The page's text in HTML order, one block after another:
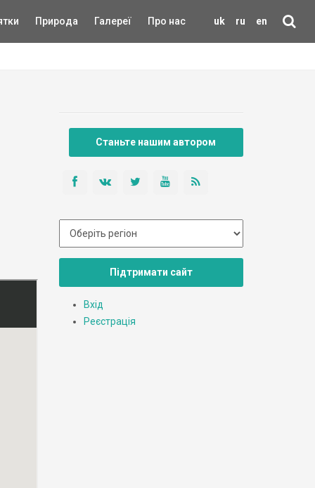
uk ru en
Природа Галереї Про нас
Станьте нашим автором
Підтримати сайт
Вхід
Реєстрація